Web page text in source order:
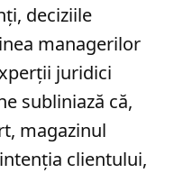
deciziile
managerilor
juridici
subliniază că,
magazinul
clientului,